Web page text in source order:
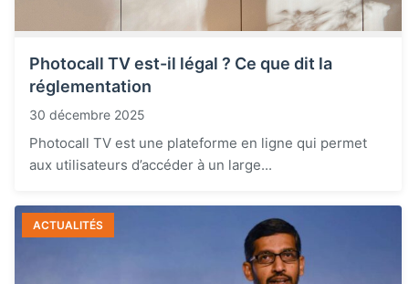
Photocall TV est-il légal ? Ce que dit la
réglementation
30 décembre 2025
Photocall TV est une plateforme en ligne qui permet
aux utilisateurs d’accéder à un large...
ACTUALITÉS